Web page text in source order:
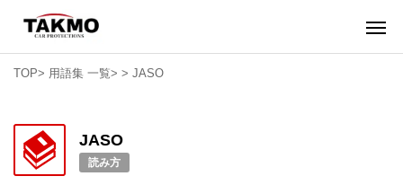
TOP> 用語集 一覧> > JASO
JASO
読み方